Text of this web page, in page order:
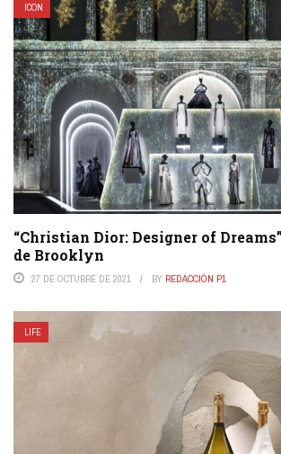
ICON
“Christian Dior: Designer of
de Brooklyn
27 DE OCTUBRE DE 2021 BY REDACCIÓN P1
LIFE